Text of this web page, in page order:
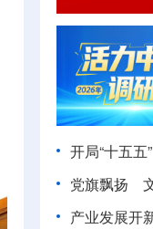
开局“十五五”
党旗飘扬
产业发展开